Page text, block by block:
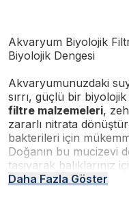
Akvaryum Biyolojik
Biyolojik Dengesi
Akvaryumunuzdaki
sırrı, güçlü bir
filtre malzemeleri,
zararlı nitrata
bakterileri için
Doğanın bu mucizevi
taşıyarak balıklarınız
alanı yaratın. Eheim,
Daha Fazla Göster